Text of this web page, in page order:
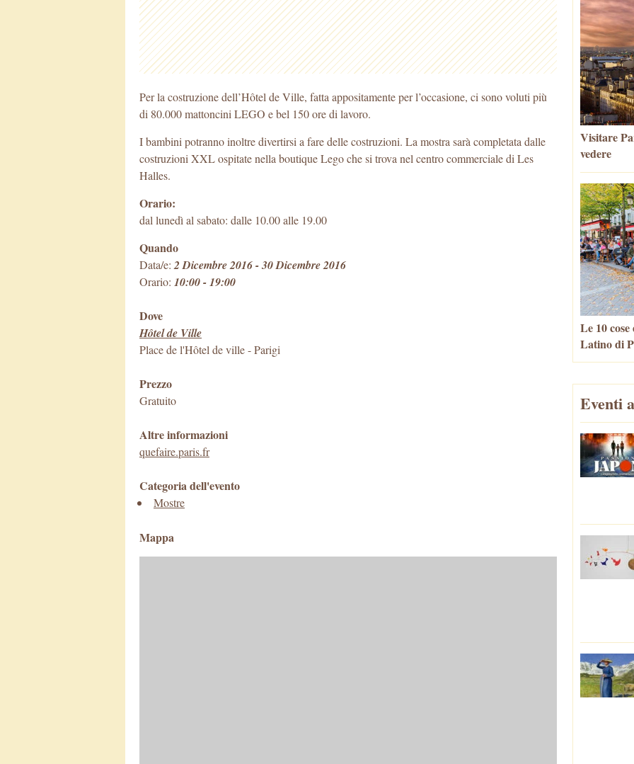
Per la costruzione dell’Hôtel de Ville, fatta appositamente per l’occasione, ci sono voluti più
di 80.000 mattoncini LEGO e bel 150 ore di lavoro.
I bambini potranno inoltre divertirsi a fare delle costruzioni. La mostra sarà completata dalle
costruzioni XXL ospitate nella boutique Lego che si trova nel centro commerciale di Les
Halles.
Orario:
dal lunedì al sabato: dalle 10.00 alle 19.00
Quando
Data/e: 2 Dicembre 2016 - 30 Dicembre 2016
Orario: 10:00 - 19:00
Dove
Hôtel de Ville
Place de l'Hôtel de ville-Parigi
Prezzo
Gratuito
Altre informazioni
quefaire.paris.fr
Categoria dell'evento
Mostre
Mappa
Visitare
vedere
Le 10
Latino di
Eventi